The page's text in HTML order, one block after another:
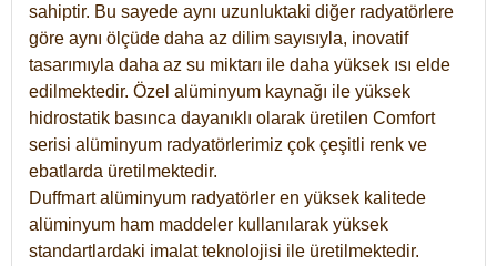
sahiptir. Bu sayede aynı uzunluktaki diğer radyatörlere
göre aynı ölçüde daha az dilim sayısıyla, inovatif
tasarımıyla daha az su miktarı ile daha yüksek ısı elde
edilmektedir. Özel alüminyum kaynağı ile yüksek
hidrostatik basınca dayanıklı olarak üretilen Comfort
serisi alüminyum radyatörlerimiz çok çeşitli renk ve
ebatlarda üretilmektedir.
Duffmart alüminyum radyatörler en yüksek kalitede
alüminyum ham maddeler kullanılarak yüksek
standartlardaki imalat teknolojisi ile üretilmektedir.